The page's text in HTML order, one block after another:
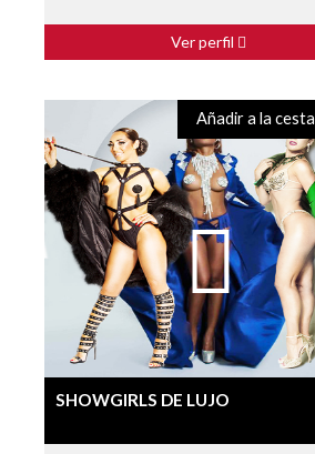
Ver perfil
Añadir a la cesta
SHOWGIRLS DE LUJO